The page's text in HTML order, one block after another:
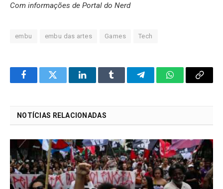
Com informações de Portal do Nerd
embu embu das artes Games Tech
FacebookTwitter LinkedInTumblr TelegramWhatsApp
Copy
NOTÍCIAS RELACIONADAS